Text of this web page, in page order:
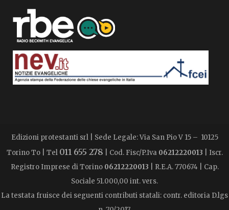
Edizioni protestanti srl | Sede Legale: Via San Pio V 15 – 10125
Torino To | Tel 011 655 278 | Cod. Fisc/P.Iva 06212220013 | Iscr.
Registro Imprese di Torino 06212220013 | R.E.A. 770674 | Cap.
Sociale 51.000,00 int. vers.
La testata fruisce dei seguenti contributi statali: contr. editoria D.lgs